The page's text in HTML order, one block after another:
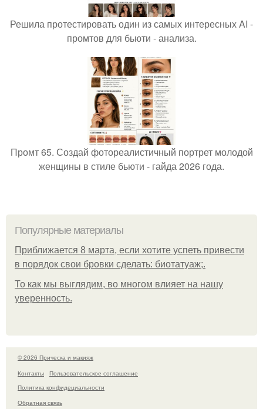
Решила протестировать один из самых интересных AI -
промтов для бьюти - анализа.
Промт 65. Создай фотореалистичный портрет молодой
женщины в стиле бьюти - гайда 2026 года.
Популярные материалы
Приближается 8 марта, если хотите успеть привести
в порядок свои бровки сделать: биотатуаж;.
То как мы выглядим, во многом влияет на нашу
уверенность.
© 2026 Прическа и макияж
Контакты
Пользовательское соглашение
Политика конфидециальности
Обратная связь